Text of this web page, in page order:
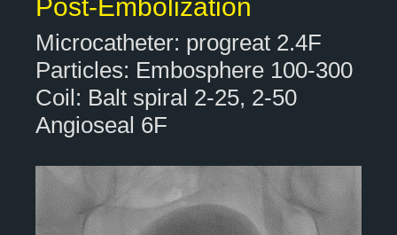
Post-Embolization
Microcatheter: progreat 2.4F
Particles: Embosphere 100-300
Coil: Balt spiral 2-25, 2-50
Angioseal 6F